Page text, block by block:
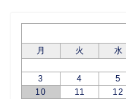
月
火 水
3
4 5
10
11 12